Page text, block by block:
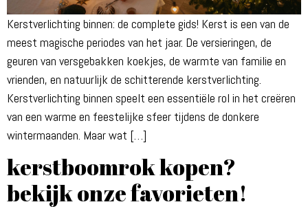
Kerstverlichting binnen: de complete gids! Kerst is een van de
meest magische periodes van het jaar. De versieringen, de
geuren van versgebakken koekjes, de warmte van familie en
vrienden, en natuurlijk de schitterende kerstverlichting.
Kerstverlichting binnen speelt een essentiële rol in het creëren
van een warme en feestelijke sfeer tijdens de donkere
wintermaanden. Maar wat […]
kerstboomrok kopen?
bekijk onze favorieten!